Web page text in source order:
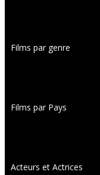
Films par genre
Films par Pays
Acteurs et Actrices